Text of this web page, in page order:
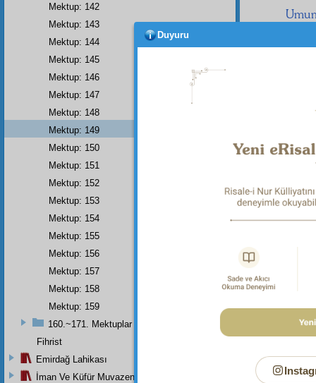
Bu
Mektup: 142
Mektup: 143
Mektup: 144
Mektup: 145
Mektup: 146
Mektup: 147
Mektup: 148
Mektup: 149
Mektup: 150
Mektup: 151
Mektup: 152
Mektup: 153
Mektup: 154
Mektup: 155
Mektup: 156
Mektup: 157
Mektup: 158
Mektup: 159
160.~171. Mektuplar
Fihrist
Emirdağ Lahikası
İman Ve Küfür Muvazeneleri
Duyuru